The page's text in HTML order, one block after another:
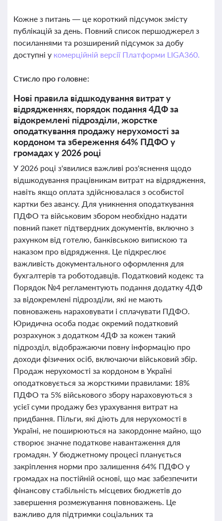
Кожне з питань — це короткий підсумок змісту
публікацій за день. Повний список першоджерел з
посиланнями та розширений підсумок за добу
доступні у комерційній версії Платформи LIGA360.
Стисло про головне:
Нові правила відшкодування витрат у
відрядженнях, порядок подання 4ДФ за
відокремлені підрозділи, жорстке
оподаткування продажу нерухомості за
кордоном та збереження 64% ПДФО у
громадах у 2026 році
У 2026 році з'явилися важливі роз'яснення щодо
відшкодування працівникам витрат на відрядження,
навіть якщо оплата здійснювалася з особистої
картки без авансу. Для уникнення оподаткування
ПДФО та військовим збором необхідно надати
повний пакет підтвердних документів, включно з
рахунком від готелю, банківською випискою та
наказом про відрядження. Це підкреслює
важливість документального оформлення для
бухгалтерів та роботодавців. Податковий кодекс та
Порядок №4 регламентують подання додатку 4ДФ
за відокремлені підрозділи, які не мають
повноважень нараховувати і сплачувати ПДФО.
Юридична особа подає окремий податковий
розрахунок з додатком 4ДФ за кожен такий
підрозділ, відображаючи повну інформацію про
доходи фізичних осіб, включаючи військовий збір.
Продаж нерухомості за кордоном в Україні
оподатковується за жорсткими правилами: 18%
ПДФО та 5% військового збору нараховуються з
усієї суми продажу без урахування витрат на
придбання. Пільги, які діють для нерухомості в
Україні, не поширюються на закордонне майно, що
створює значне податкове навантаження для
громадян. У бюджетному процесі планується
закріплення норми про залишення 64% ПДФО у
громадах на постійній основі, що має забезпечити
фінансову стабільність місцевих бюджетів до
завершення розмежування повноважень. Це
важливо для підтримки соціальних та